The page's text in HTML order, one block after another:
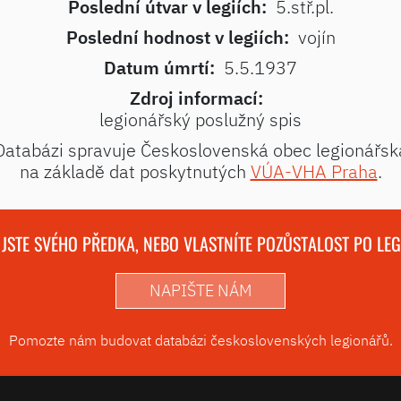
Poslední útvar v legiích: 5.stř.pl.
Poslední hodnost v legiích: vojín
Datum úmrtí: 5.5.1937
Zdroj informací:
legionářský poslužný spis
spravuje Československá obec
na základě dat poskytnutých VÚA-VHA Praha.
SVÉHO PŘEDKA, NEBO VLASTNÍTE POZŮSTALOST PO
NAPIŠTE NÁM
Pomozte nám budovat databázi československých legionářů.